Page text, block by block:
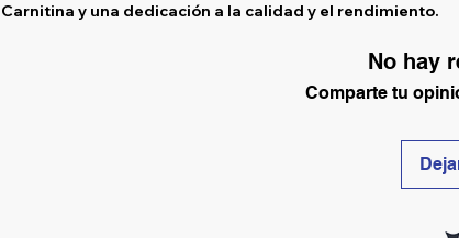
Carnitina y una dedicación a la calidad y el rendimiento.
No hay
Comparte tu